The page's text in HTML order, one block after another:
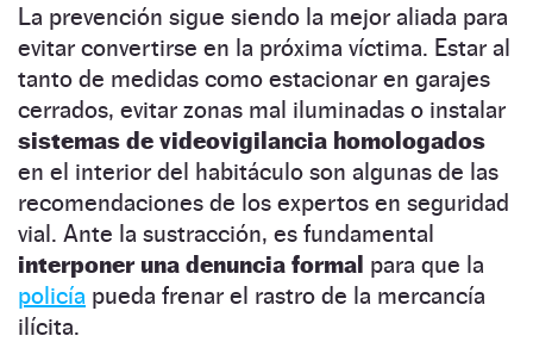
La prevención sigue siendo la mejor aliada para
evitar convertirse en la próxima víctima. Estar al
tanto de medidas como estacionar en garajes
cerrados, evitar zonas mal iluminadas o instalar
sistemas de videovigilancia homologados
en el interior del habitáculo son algunas de las
recomendaciones de los expertos en seguridad
vial. Ante la sustracción, es fundamental
interponer una denuncia formal para que la
policía pueda frenar el rastro de la mercancía
ilícita.